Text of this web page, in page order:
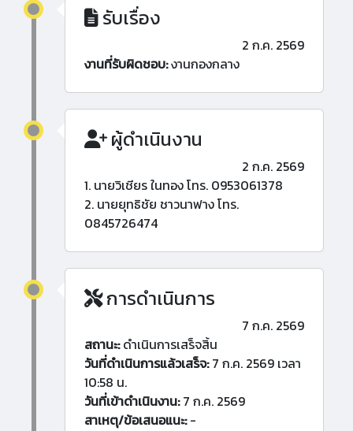
รับเรื่อง
2 ก.ค. 2569
งานที่รับผิดชอบ:งานกองกลาง
ผู้ดำเนินงาน
2 ก.ค. 2569
1. นายวิเชียร ในทอง โทร. 0953061378
2. นายยุทธิชัย ชาวนาฟาง โทร.
0845726474
การดำเนินการ
7 ก.ค. 2569
สถานะ:ดำเนินการเสร็จสิ้น
วันที่ดำเนินการแล้วเสร็จ:7 ก.ค. 2569 เวลา
10:58 น.
วันที่เข้าดำเนินงาน:7 ก.ค. 2569
สาเหตุ/ข้อเสนอแนะ:-